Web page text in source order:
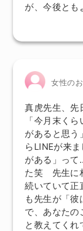
が、今後とも
女性の
真虎先生、先
「今月末く
があると思う
らLINEが来
がある」って
た笑 先生に
続いていて正
も先生が「
で、あなたの
と教えてくれ